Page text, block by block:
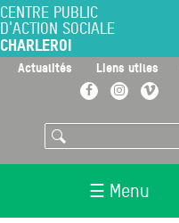
principal
CENTRE PUBLIC
D'ACTION SOCIALE
CHARLEROI
Actualités Liens utiles
FacebookInstagramVimeo
Rechercher
☰ Menu